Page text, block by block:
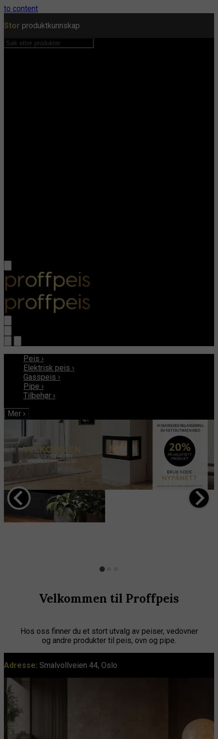
to content
Stor produktkunnskap
Peis ›
Elektrisk peis ›
Gasspeis ›
Pipe ›
Tilbehør ›
Mer ›
Velkommen til Proffpeis
Hos oss finner du et stort utvalg av peiser, vedovner
og andre produkter til peis, ovn og pipe.
Adresse: Smalvollveien 44, Oslo